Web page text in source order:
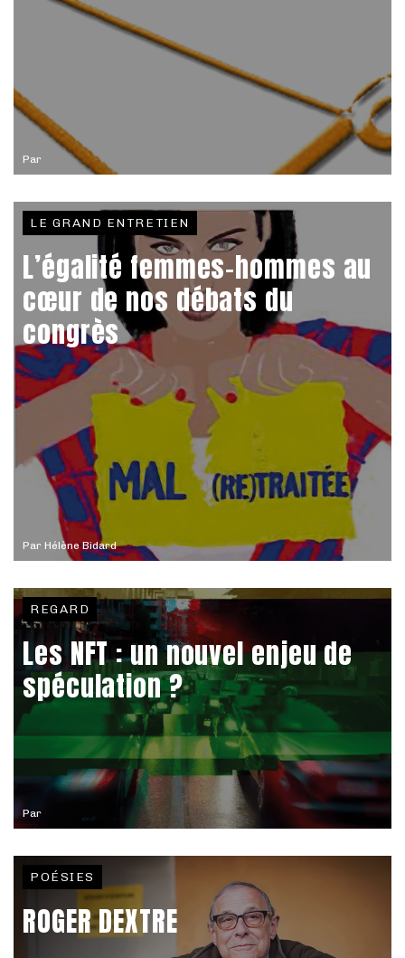
Par
Par Hélène Bidard
LE GRAND ENTRETIEN
L’égalité femmes-hommes au
cœur de nos débats du
congrès
Par
REGARD
Les NFT : un nouvel enjeu de
spéculation ?
POÉSIES
ROGER DEXTRE